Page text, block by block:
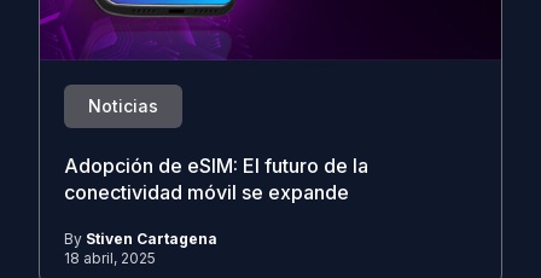
Noticias
Adopción de eSIM: El futuro de la
conectividad móvil se expande
By Stiven Cartagena
18 abril, 2025